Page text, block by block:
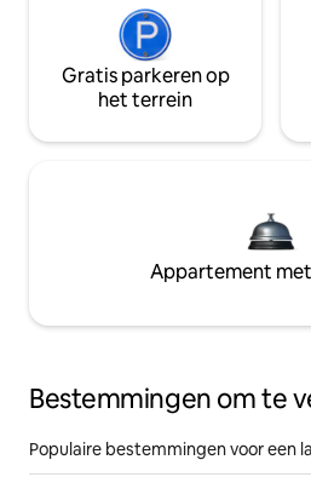
Gratis parkeren op
het terrein
Appartement
Bestemmingen om te
Populaire bestemmingen voor een